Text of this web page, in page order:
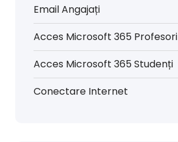
Email Angajați
Acces Microsoft 365 Profesori
Acces Microsoft 365 Studenți
Conectare Internet